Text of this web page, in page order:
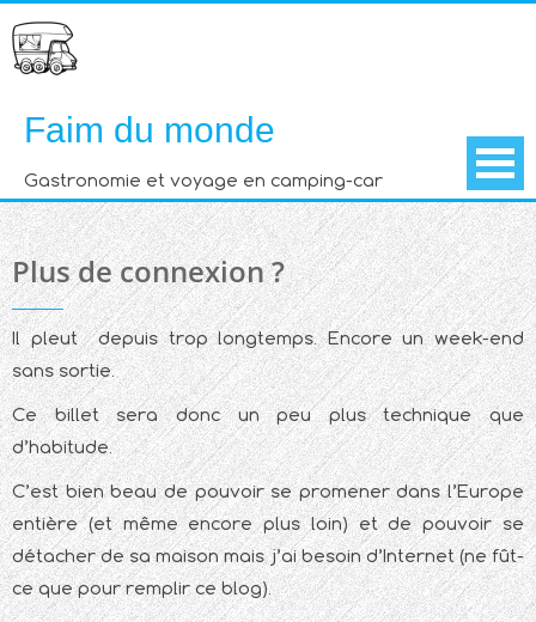
to
content
Faim du monde
Gastronomie et voyage en camping-car
Plus de connexion ?
Il pleut depuis trop longtemps. Encore un week-end
sans sortie.
Ce billet sera donc un peu plus technique que
d’habitude.
C’est bien beau de pouvoir se promener dans l’Europe
entière (et même encore plus loin) et de pouvoir se
détacher de sa maison mais j’ai besoin d’Internet (ne fût-
ce que pour remplir ce blog).